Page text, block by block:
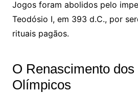
Jogos foram abolidos pelo
Teodósio I, em 393 d.C., por
rituais pagãos.
O Renascimento dos
Olímpicos